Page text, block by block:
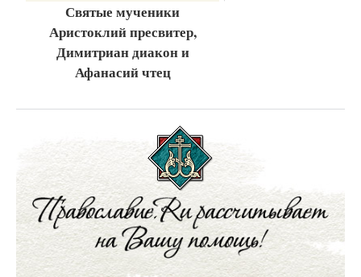
Святые мученики
Аристоклий пресвитер,
Димитриан диакон и
Афанасий чтец